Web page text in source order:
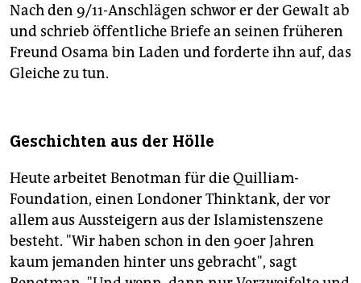
Nach den 9/11-Anschlägen schwor er der Gewalt ab
und schrieb öffentliche Briefe an seinen früheren
Freund Osama bin Laden und forderte ihn auf, das
Gleiche zu tun.
Geschichten aus der Hölle
Heute arbeitet Benotman für die Quilliam-
Foundation, einen Londoner Thinktank, der vor
allem aus Aussteigern aus der Islamistenszene
besteht. "Wir haben schon in den 90er Jahren
kaum jemanden hinter uns gebracht", sagt